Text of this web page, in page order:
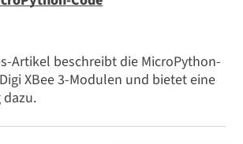
Artikel beschreibt die MicroPython-
XBee 3-Modulen und bietet eine